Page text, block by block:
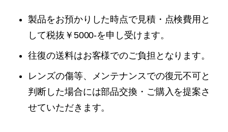
製品をお預かりした時点で見積・点検費用と
して税抜￥5000-を申し受けます。
往復の送料はお客様でのご負担となります。
レンズの傷等、メンテナンスでの復元不可と
判断した場合には部品交換・ご購入を提案さ
せていただきます。